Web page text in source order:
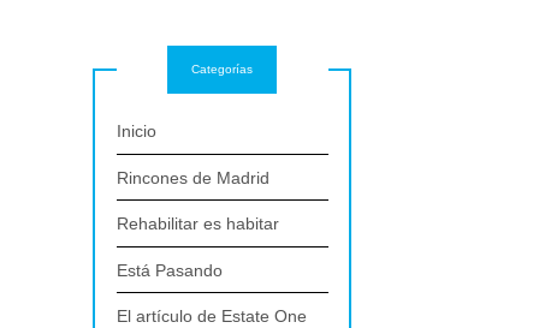
Categorías
Inicio
Rincones de Madrid
Rehabilitar es habitar
Está Pasando
El artículo de Estate One